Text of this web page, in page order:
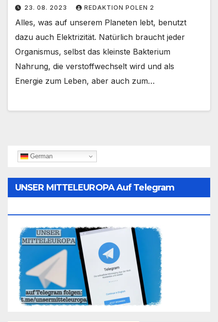
23. 08. 2023 REDAKTION POLEN 2
Alles, was auf unserem Planeten lebt, benutzt
dazu auch Elektrizität. Natürlich braucht jeder
Organismus, selbst das kleinste Bakterium
Nahrung, die verstoffwechselt wird und als
Energie zum Leben, aber auch zum…
German
UNSER MITTELEUROPA Auf Telegram